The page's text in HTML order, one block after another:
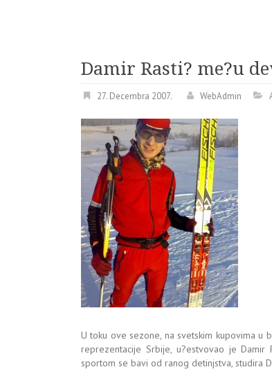
Damir Rasti? me?u
27. Decembra 2007. WebAdmin
U toku ove sezone, na svetskim kupovima u
reprezentacije Srbije, u?estvovao je Damir
sportom se bavi od ranog detinjstva, studira